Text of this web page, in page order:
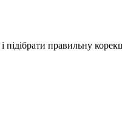
правильну